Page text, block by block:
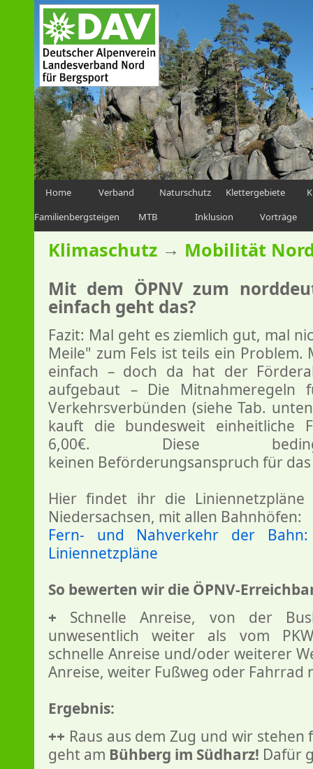
Home Verband Naturschutz Klettergebiete
Familienbergsteigen
MTB Inklusion Vorträge
Klimaschutz → Mobilität
Mit dem ÖPNV zum
einfach geht das?
Fazit: Mal geht es ziemlich gut, mal
Meile" zum Fels ist teils ein Problem.
einfach – doch da hat der
aufgebaut – Die Mitnahmeregeln
Verkehrsverbünden (siehe Tab.
kauft die bundesweit einheitliche
6,00€. Diese
keinen Beförderungsanspruch für
Hier findet ihr die
Niedersachsen, mit allen Bahnhöfen:
Fern- und Nahverkehr der
Liniennetzpläne
So bewerten wir die ÖPNV-
+ Schnelle Anreise, von der
unwesentlich weiter als vom
schnelle Anreise und/oder weiterer
Anreise, weiter Fußweg oder Fahrrad
Ergebnis:
++ Raus aus dem Zug und wir
geht am Bühberg im Südharz! Dafür